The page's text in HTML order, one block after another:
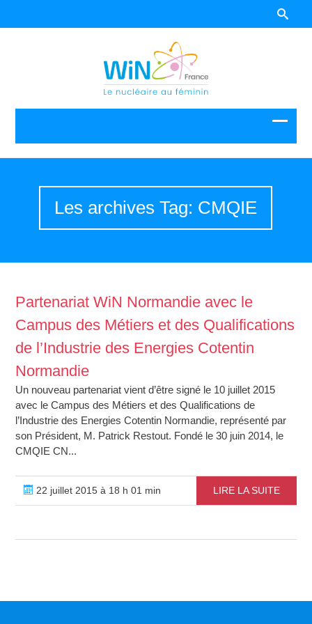
Les archives Tag: CMQIE
Partenariat WiN Normandie avec le
Campus des Métiers et des Qualifications
de l’Industrie des Energies Cotentin
Normandie
Un nouveau partenariat vient d’être signé le 10 juillet 2015
avec le Campus des Métiers et des Qualifications de
l’Industrie des Energies Cotentin Normandie, représenté par
son Président, M. Patrick Restout. Fondé le 30 juin 2014, le
CMQIE CN...
22 juillet 2015 à 18 h 01 min LIRE LA SUITE